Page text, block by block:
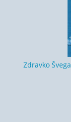
Zdravko